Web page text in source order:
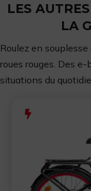
LES
LA
Roulez en
roues rouges. Des
situations du